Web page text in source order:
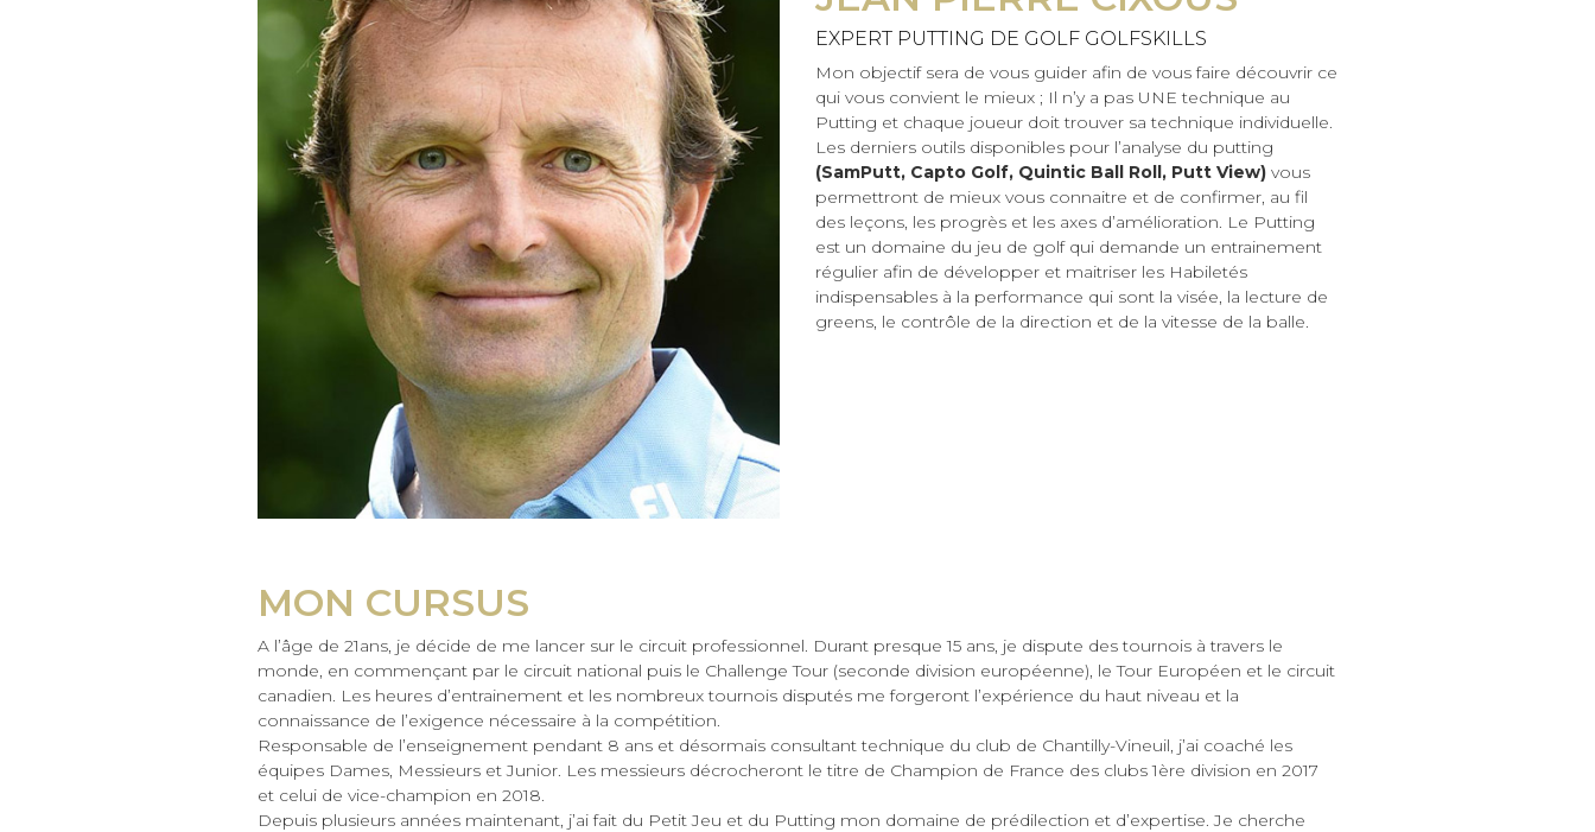
EXPERT PUTTING DE GOLF GOLFSKILLS
Mon objectif sera de vous guider afin de vous faire découvrir ce
qui vous convient le mieux ; Il n’y a pas UNE technique au
Putting et chaque joueur doit trouver sa technique individuelle.
Les derniers outils disponibles pour l’analyse du putting
(SamPutt, Capto Golf, Quintic Ball Roll, Putt View)vous
permettront de mieux vous connaitre et de confirmer, au fil
des leçons, les progrès et les axes d’amélioration. Le Putting
est un domaine du jeu de golf qui demande un entrainement
régulier afin de développer et maitriser les Habiletés
indispensables à la performance qui sont la visée, la lecture de
greens, le contrôle de la direction et de la vitesse de la balle.
MON CURSUS
A l’âge de 21ans, je décide de me lancer sur le circuit professionnel. Durant presque 15 ans, je dispute des tournois à travers le
monde, en commençant par le circuit national puis le Challenge Tour (seconde division européenne), le Tour Européen et le circuit
canadien. Les heures d’entrainement et les nombreux tournois disputés me forgeront l’expérience du haut niveau et la
connaissance de l’exigence nécessaire à la compétition.
Responsable de l’enseignement pendant 8 ans et désormais consultant technique du club de Chantilly-Vineuil, j’ai coaché les
équipes Dames, Messieurs et Junior. Les messieurs décrocheront le titre de Champion de France des clubs 1ère division en 2017
et celui de vice-champion en 2018.
Depuis plusieurs années maintenant, j’ai fait du Petit Jeu et du Putting mon domaine de prédilection et d’expertise. Je cherche